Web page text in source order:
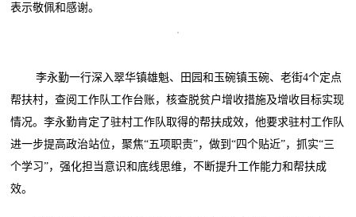
表示敬佩和感谢。
李永勤一行深入翠华镇雄魁、田园和玉碗镇玉碗、老街4个定点
帮扶村，查阅工作队工作台账，核查脱贫户增收措施及增收目标实现
情况。李永勤肯定了驻村工作队取得的帮扶成效，他要求驻村工作队
进一步提高政治站位，聚焦“五项职责”，做到“四个贴近”，抓实“三
个学习”，强化担当意识和底线思维，不断提升工作能力和帮扶成
效。